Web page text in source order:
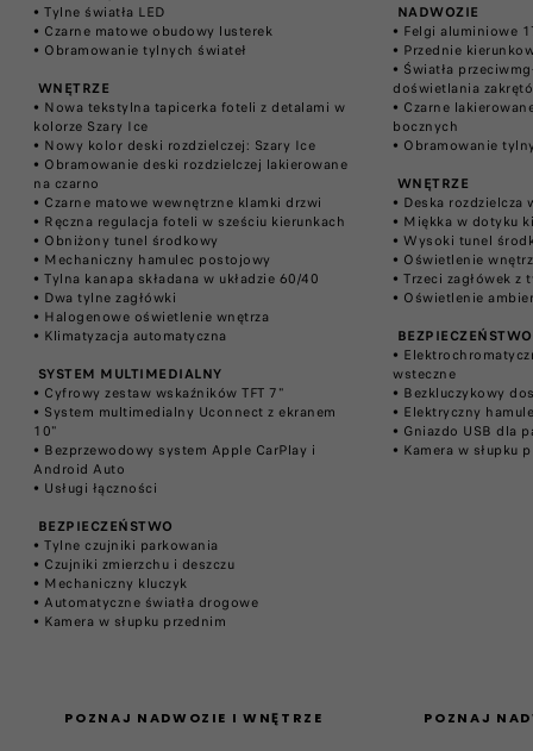
• Tylne światła LED​
• Czarne matowe obudowy lusterek​
• Obramowanie tylnych świateł​
WNĘTRZE
• Nowa tekstylna tapicerka foteli z detalami w
kolorze Szary Ice​
• Nowy kolor deski rozdzielczej: Szary Ice​
• Obramowanie deski rozdzielczej lakierowane
na czarno​
• Czarne matowe wewnętrzne klamki drzwi​
• Ręczna regulacja foteli w sześciu kierunkach​
• Obniżony tunel środkowy​
• Mechaniczny hamulec postojowy​
• Tylna kanapa składana w układzie 60/40​
• Dwa tylne zagłówki​
• Halogenowe oświetlenie wnętrza​
• Klimatyzacja automatyczna​
SYSTEM MULTIMEDIALNY
• Cyfrowy zestaw wskaźników TFT 7"​
• System multimedialny Uconnect z ekranem
10"​
• Bezprzewodowy system Apple CarPlay i
Android Auto​
• Usługi łączności​
​ BEZPIECZEŃSTWO​
• Tylne czujniki parkowania​
• Czujniki zmierzchu i deszczu​
• Mechaniczny kluczyk​
• Automatyczne światła drogowe
• Kamera w słupku przednim
POZNAJ NADWOZIE I WNĘTRZE
NADWOZIE
• Felgi aluminiowe
• Przednie
• Światła
doświetlania
• Czarne
bocznych​
• Obramowanie
WNĘTRZE
• Deska rozdzielcza
• Miękka w dotyku
• Wysoki tunel
• Oświetlenie
• Trzeci zagłówek z
• Oświetlenie
​ BEZPIECZEŃSTWO​
•
wsteczne​
• Bezkluczykowy
• Elektryczny
• Gniazdo USB dla
• Kamera w słupku
POZNAJ